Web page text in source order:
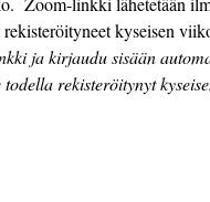
kyseisen
ja kirjaudu sisään
rekisteröitynyt